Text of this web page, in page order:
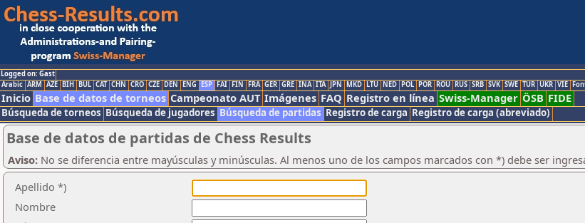
Logged on: Gast
Arabic ARM AZE BIH BUL CAT CHN CRO CZE DEN ENG ESP FAI FIN FRA GER GRE INA ITA JPN MKD LTU NED POL POR ROU RUS SRB SVK SWE TUR UKR VIE
Inicio Base de datos de torneos Campeonato AUT Imágenes FAQ Registro en línea Swiss-Manager ÖSB FIDE
Búsqueda de torneos Búsqueda de jugadores Búsqueda de partidas Registro de carga Registro de carga (abreviado)
Base de datos de partidas de Chess Results
Aviso: No se diferencia entre mayúsculas y minúsculas. Al menos uno de los campos marcados con *) debe ser
Apellido *)
Nombre